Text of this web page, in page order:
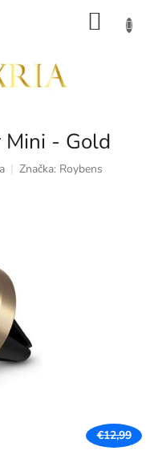
Mini - Gold
Značka: Roybens
€12,99